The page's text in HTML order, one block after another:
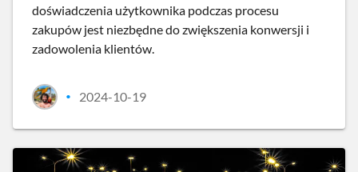
doświadczenia użytkownika podczas procesu
zakupów jest niezbędne do zwiększenia konwersji i
zadowolenia klientów.
• 2024-10-19